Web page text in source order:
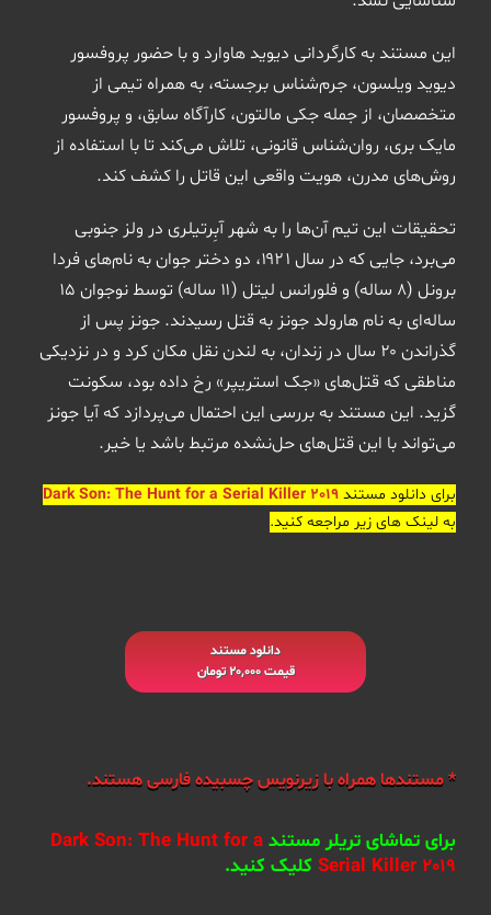
این مستند به کارگردانی دیوید هاوارد و با حضور پروفسور
دیوید ویلسون، جرم‌شناس برجسته، به همراه تیمی از
متخصصان، از جمله جکی مالتون، کارآگاه سابق، و پروفسور
مایک بری، روان‌شناس قانونی، تلاش می‌کند تا با استفاده از
روش‌های مدرن، هویت واقعی این قاتل را کشف کند. ​
تحقیقات این تیم آن‌ها را به شهر آبِرتیلری در ولز جنوبی
می‌برد، جایی که در سال ۱۹۲۱، دو دختر جوان به نام‌های فردا
برونل (۸ ساله) و فلورانس لیتل (۱۱ ساله) توسط نوجوان ۱۵
ساله‌ای به نام هارولد جونز به قتل رسیدند. جونز پس از
گذراندن ۲۰ سال در زندان، به لندن نقل مکان کرد و در نزدیکی
مناطقی که قتل‌های «جک استریپر» رخ داده بود، سکونت
گزید. این مستند به بررسی این احتمال می‌پردازد که آیا جونز
می‌تواند با این قتل‌های حل‌نشده مرتبط باشد یا خیر.
برای دانلود مستندDark Son: The Hunt for a Serial Killer 2019
به لینک های زیر مراجعه کنید.
دانلود مستند
قیمت 20,000 تومان
* مستندها همراه با زیرنویس چسبیده فارسی هستند.
برای تماشای تریلرمستند Dark Son: The Hunt for a
Serial Killer 2019 کلیک کنید.